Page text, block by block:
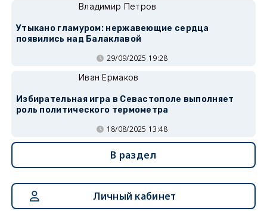
Владимир Петров
Утыкано гламуром: нержавеющие сердца
появились над Балаклавой
29/09/2025 19:28
Иван Ермаков
Избирательная игра в Севастополе выполняет
роль политического термометра
18/08/2025 13:48
В раздел
Личный кабинет